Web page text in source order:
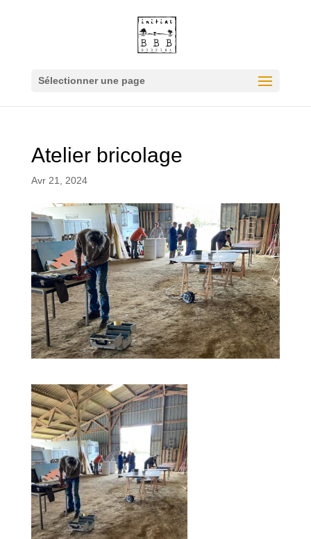
Sélectionner une page
Atelier bricolage
Avr 21, 2024